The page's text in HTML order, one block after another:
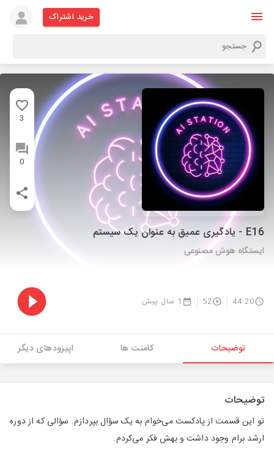
خرید اشتراک
3
0
E16 - یادگیری عمیق به عنوان یک سیستم
ایستگاه هوش مصنوعی
44:20
52 1 سال پیش
توضیحات کامنت ها اپیزودهای دیگر
توضیحات
تو این قسمت از پادکست می‌خوام به یک سؤال بپردازم. سؤالی که از دوره
ارشد برام وجود داشت و بهش فکر می‌کردم.